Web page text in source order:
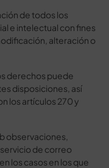
de todos los
e intelectual con fines
alteración o
derechos puede
disposiciones, así
los artículos 270 y
observaciones,
de correo
los casos en los que